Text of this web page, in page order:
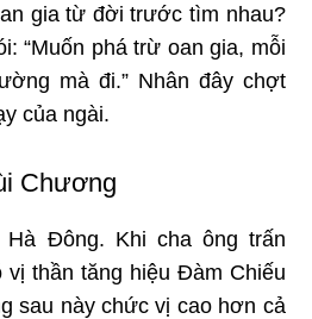
gia từ đời trước tìm nhau?
“Muốn phá trừ oan gia, mỗi
mà đi.” Nhân đây chợt
của ngài.
Chương
Đông. Khi cha ông trấn
vị thần tăng hiệu Đàm Chiếu
sau này chức vị cao hơn cả